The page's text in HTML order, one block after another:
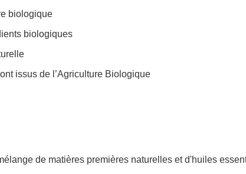
biologique
biologiques
issus de l’Agriculture Biologique
de matières premières naturelles et d'huiles